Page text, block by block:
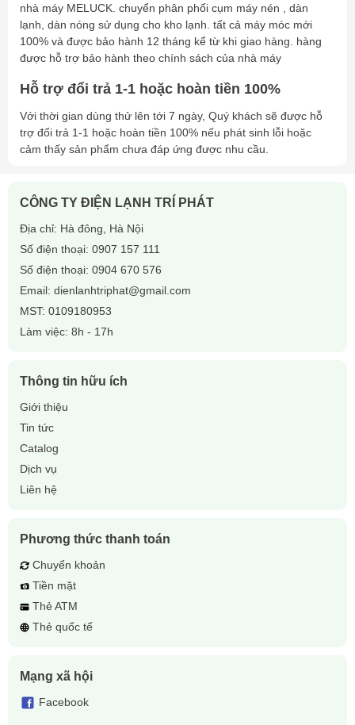
nhà máy MELUCK. chuyển phân phối cụm máy nén , dàn
lạnh, dàn nóng sử dụng cho kho lạnh. tất cả máy móc mới
100% và được bảo hành 12 tháng kể từ khi giao hàng. hàng
được hỗ trợ bảo hành theo chính sách của nhà máy
Hỗ trợ đổi trả 1-1 hoặc hoàn tiền 100%
Với thời gian dùng thử lên tới 7 ngày, Quý khách sẽ được hỗ
trợ đổi trả 1-1 hoặc hoàn tiền 100% nếu phát sinh lỗi hoặc
cảm thấy sản phẩm chưa đáp ứng được nhu cầu.
CÔNG TY ĐIỆN LẠNH TRÍ PHÁT
Địa chỉ: Hà đông, Hà Nội
Số điện thoại: 0907 157 111
Số điện thoại: 0904 670 576
Email: dienlanhtriphat@gmail.com
MST: 0109180953
Làm việc: 8h - 17h
Thông tin hữu ích
Giới thiệu
Tin tức
Catalog
Dịch vụ
Liên hệ
Phương thức thanh toán
Chuyển khoản
Tiền mặt
Thẻ ATM
Thẻ quốc tế
Mạng xã hội
Facebook